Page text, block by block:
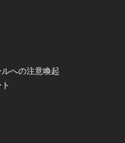
への注意喚起